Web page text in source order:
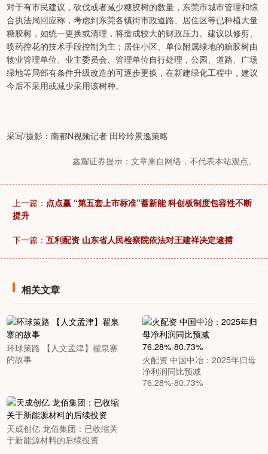
对于有市民建议，砍伐或者减少糖胶树的数量，东莞市城市管理和综
合执法局回应称，考虑到东莞各镇街市政道路、居住区等已种植大量
糖胶树，如统一更换或清理，将造成较大的财政压力。建议以修剪、
喷药控花的技术手段控制为主；居住小区、单位附属绿地的糖胶树由
物业管理单位、业主委员会、管理单位自行处理，公园、道路、广场
绿地等局部有条件升级改造的可逐步更换，在新建绿化工程中，建议
今后不采用或减少采用该树种。
采写/摄影：南都N视频记者 田玲玲景逸策略
鑫耀证券提示：文章来自网络，不代表本站观点。
上一篇： 点点赢 “第五套上市标准”蓄新能 科创板制度包容性不断
提升
下一篇： 互利配资 山东省人民检察院依法对王建祥决定逮捕
相关文章
环球策路 【人文孟津】翟泉寨
的故事
火配资 中国中冶：2025年归母
净利润同比预减
76.28%-80.73%
天成创亿 龙佰集团：已收缩关
于新能源材料的后续投资